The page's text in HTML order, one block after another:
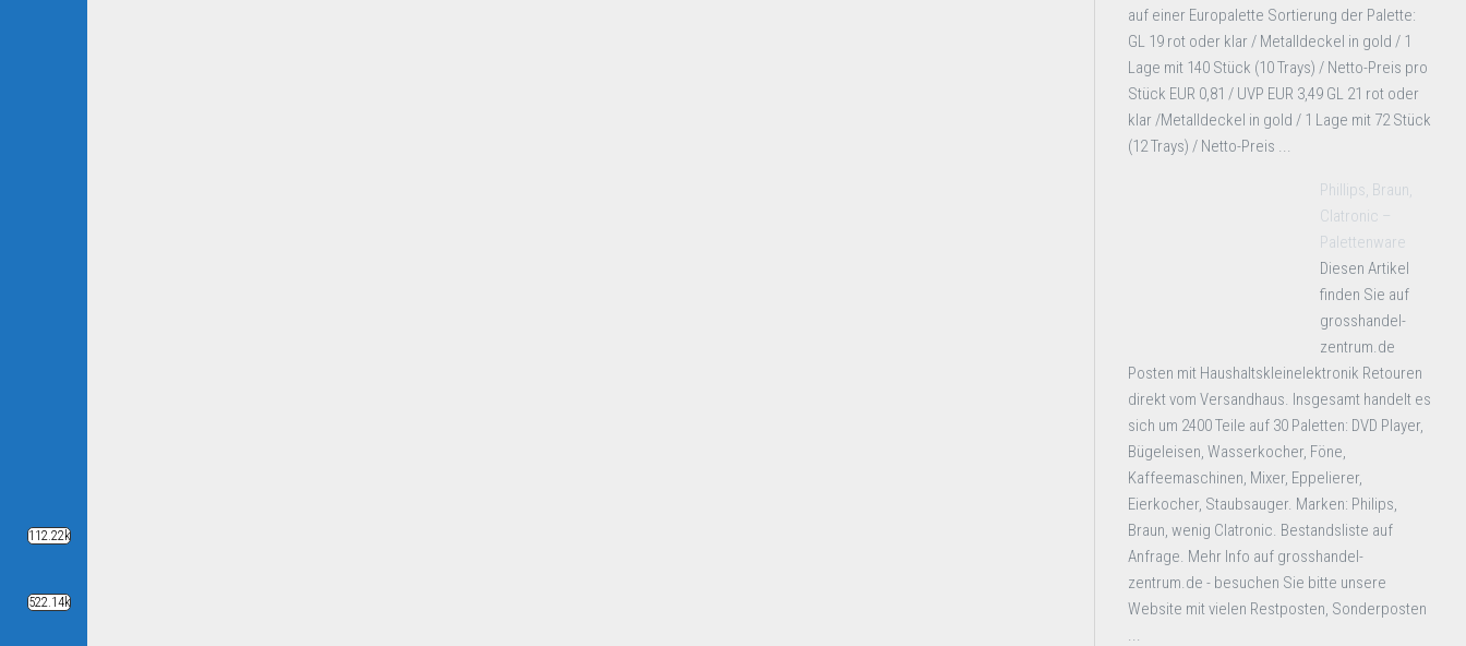
auf einer Europalette Sortierung der Palette:
GL 19 rot oder klar / Metalldeckel in gold / 1
Lage mit 140 Stück (10 Trays) / Netto-Preis pro
Stück EUR 0,81 / UVP EUR 3,49 GL 21 rot oder
klar /Metalldeckel in gold / 1 Lage mit 72 Stück
(12 Trays) / Netto-Preis ...
Phillips, Braun,
Clatronic –
Palettenware
Diesen Artikel
finden Sie auf
grosshandel-
zentrum.de
Posten mit Haushaltskleinelektronik Retouren
direkt vom Versandhaus. Insgesamt handelt es
sich um 2400 Teile auf 30 Paletten: DVD Player,
Bügeleisen, Wasserkocher, Föne,
Kaffeemaschinen, Mixer, Eppelierer,
Eierkocher, Staubsauger. Marken: Philips,
Braun, wenig Clatronic. Bestandsliste auf
Anfrage. Mehr Info auf grosshandel-
zentrum.de - besuchen Sie bitte unsere
Website mit vielen Restposten, Sonderposten
...
112.22k
522.14k